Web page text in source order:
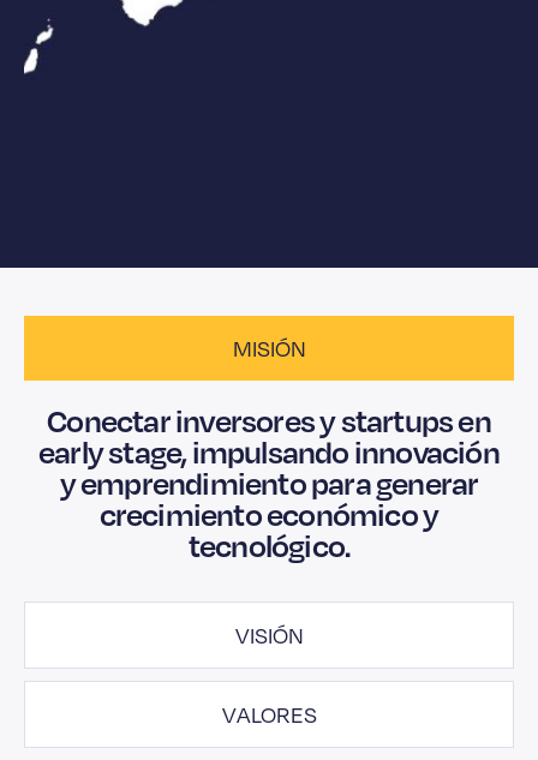
MISIÓN
VISIÓN
VALORES
Conectar inversores y startups en
early stage, impulsando innovación
y emprendimiento para generar
crecimiento económico y
tecnológico.